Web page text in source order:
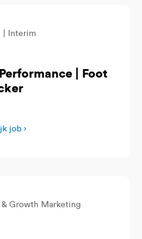
| Interim
| Foot
job ›
& Growth Marketing